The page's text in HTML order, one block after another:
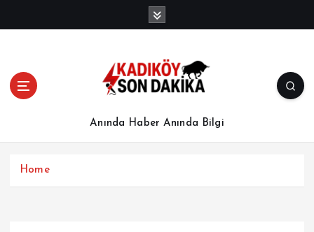
Anında Haber Anında Bilgi
Home